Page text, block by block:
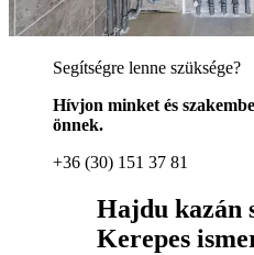
Segítségre lenne szüksége?
Hívjon minket és
önnek.
+36 (30) 151 37 81
Hajdu kazán
Kerepes